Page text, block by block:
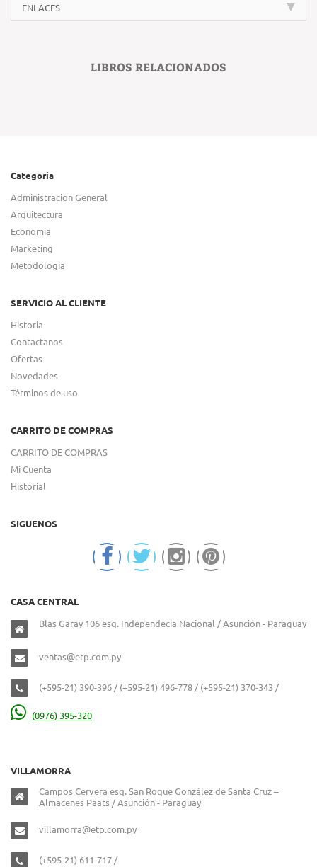
ENLACES
LIBROS RELACIONADOS
Categoria
Administracion General
Arquitectura
Economia
Marketing
Metodologia
SERVICIO AL CLIENTE
Historia
Contactanos
Ofertas
Novedades
Términos de uso
CARRITO DE COMPRAS
CARRITO DE COMPRAS
Mi Cuenta
Historial
SIGUENOS
CASA CENTRAL
Blas Garay 106 esq. Independecia Nacional / Asunción - Paraguay
ventas@etp.com.py
(+595-21) 390-396 / (+595-21) 496-778 / (+595-21) 370-343 /
(0976) 395-320
VILLAMORRA
Campos Cervera esq. San Roque González de Santa Cruz –
Almacenes Paats / Asunción - Paraguay
villamorra@etp.com.py
(+595-21) 611-717 /